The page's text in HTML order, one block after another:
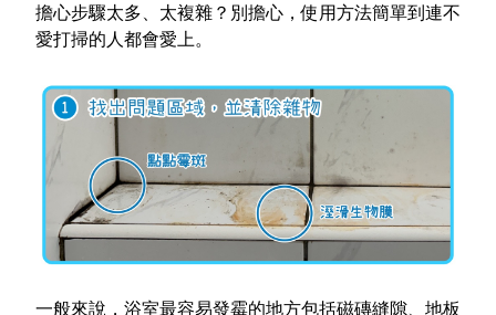
擔心步驟太多、太複雜？別擔心，使用方法簡單到連不
愛打掃的人都會愛上。
一般來說，浴室最容易發霉的地方包括磁磚縫隙、地板